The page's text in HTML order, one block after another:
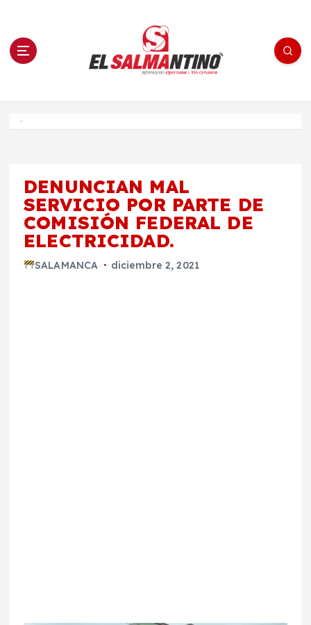
n El Salmantino - medios/noticias/editorial
DENUNCIAN MAL
SERVICIO POR PARTE DE
COMISIÓN FEDERAL DE
ELECTRICIDAD.
SALAMANCA diciembre 2, 2021